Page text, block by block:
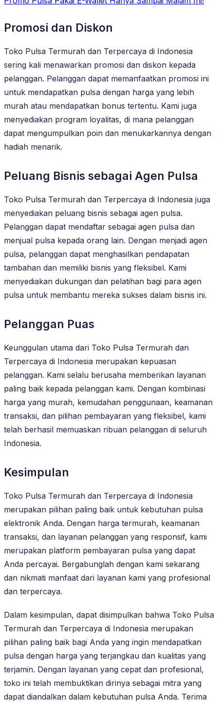
Promosi dan Diskon
Toko Pulsa Termurah dan Terpercaya di Indonesia
sering kali menawarkan promosi dan diskon kepada
pelanggan. Pelanggan dapat memanfaatkan promosi ini
untuk mendapatkan pulsa dengan harga yang lebih
murah atau mendapatkan bonus tertentu. Kami juga
menyediakan program loyalitas, di mana pelanggan
dapat mengumpulkan poin dan menukarkannya dengan
hadiah menarik.
Peluang Bisnis sebagai Agen Pulsa
Toko Pulsa Termurah dan Terpercaya di Indonesia juga
menyediakan peluang bisnis sebagai agen pulsa.
Pelanggan dapat mendaftar sebagai agen pulsa dan
menjual pulsa kepada orang lain. Dengan menjadi agen
pulsa, pelanggan dapat menghasilkan pendapatan
tambahan dan memiliki bisnis yang fleksibel. Kami
menyediakan dukungan dan pelatihan bagi para agen
pulsa untuk membantu mereka sukses dalam bisnis ini.
Pelanggan Puas
Keunggulan utama dari Toko Pulsa Termurah dan
Terpercaya di Indonesia merupakan kepuasan
pelanggan. Kami selalu berusaha memberikan layanan
paling baik kepada pelanggan kami. Dengan kombinasi
harga yang murah, kemudahan penggunaan, keamanan
transaksi, dan pilihan pembayaran yang fleksibel, kami
telah berhasil memuaskan ribuan pelanggan di seluruh
Indonesia.
Kesimpulan
Toko Pulsa Termurah dan Terpercaya di Indonesia
merupakan pilihan paling baik untuk kebutuhan pulsa
elektronik Anda. Dengan harga termurah, keamanan
transaksi, dan layanan pelanggan yang responsif, kami
merupakan platform pembayaran pulsa yang dapat
Anda percayai. Bergabunglah dengan kami sekarang
dan nikmati manfaat dari layanan kami yang profesional
dan terpercaya.
Dalam kesimpulan, dapat disimpulkan bahwa Toko Pulsa
Termurah dan Terpercaya di Indonesia merupakan
pilihan paling baik bagi Anda yang ingin mendapatkan
pulsa dengan harga yang terjangkau dan kualitas yang
terjamin. Dengan layanan yang cepat dan profesional,
toko ini telah membuktikan dirinya sebagai mitra yang
dapat diandalkan dalam kebutuhan pulsa Anda. Terima